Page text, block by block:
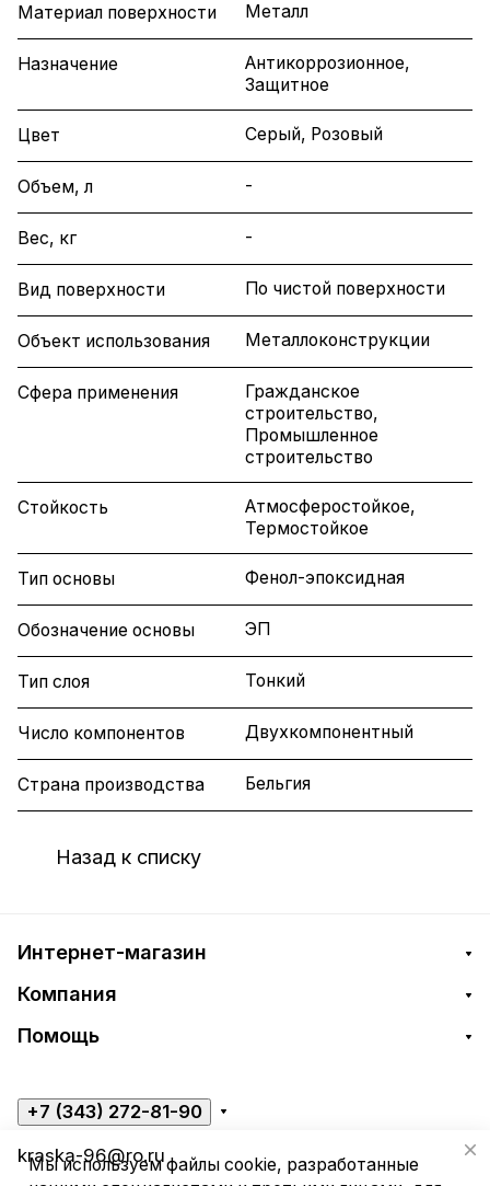
Материал поверхности Металл
Назначение
Антикоррозионное,
Защитное
Цвет Серый, Розовый
Объем, л -
Вес, кг -
Вид поверхности По чистой поверхности
Объект использования Металлоконструкции
Сфера применения
Гражданское
строительство,
Промышленное
строительство
Стойкость
Атмосферостойкое,
Термостойкое
Тип основы Фенол-эпоксидная
Обозначение основы ЭП
Тип слоя Тонкий
Число компонентов Двухкомпонентный
Страна производства Бельгия
Назад к списку
Интернет-магазин
Компания
Помощь
+7 (343) 272-81-90
kraska-96@ro.ru
Мы используем файлы cookie, разработанные